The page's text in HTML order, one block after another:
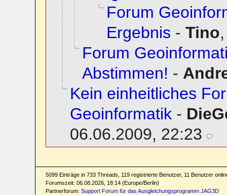
Forum
Ergebnis - Tino
Forum
Abstimmen! -
Kein einheitliches
Geoinformatik-
06.06.2009, 22:23
5099 Einträge in 733 Threads, 119 registrierte Benutzer, 11 Benutzer
Forumszeit: 06.08.2026, 18:14 (Europe/Berlin)
Partnerforum: Support Forum für das Ausgleichungsprogramm JAG3D